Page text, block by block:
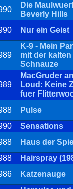
Die
Beverly Hills
Nur ein Geist
K-9 - Mein
mit der kalten
Schnauze
MacGruder
Loud: Keine
fuer
Pulse
Sensations
Haus der
Hairspray
Katzenauge